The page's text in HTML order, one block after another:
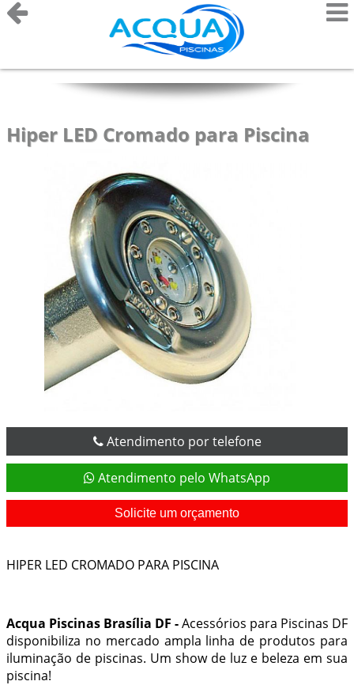
Hiper LED Cromado para Piscina
Atendimento por telefone
Atendimento pelo WhatsApp
Solicite um orçamento
HIPER LED CROMADO PARA PISCINA
Acqua Piscinas Brasília DF -Acessórios para Piscinas DF
disponibiliza no mercado ampla linha de produtos para
iluminação de piscinas. Um show de luz e beleza em sua
piscina!